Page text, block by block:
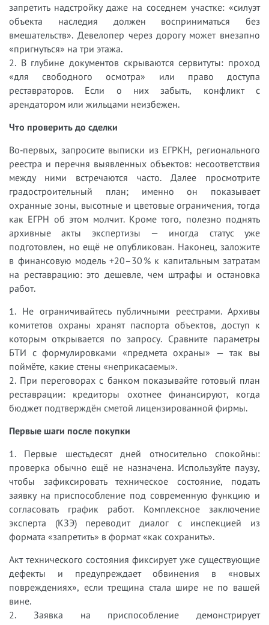
запретить надстройку даже на соседнем участке: «силуэт
объекта наследия должен восприниматься без
вмешательств». Девелопер через дорогу может внезапно
«пригнуться» на три этажа.
2. В глубине документов скрываются сервитуты: проход
«для свободного осмотра» или право доступа
реставраторов. Если о них забыть, конфликт с
арендатором или жильцами неизбежен.
Что проверить до сделки
Во‑первых, запросите выписки из ЕГРКН, регионального
реестра и перечня выявленных объектов: несоответствия
между ними встречаются часто. Далее просмотрите
градостроительный план; именно он показывает
охранные зоны, высотные и цветовые ограничения, тогда
как ЕГРН об этом молчит. Кроме того, полезно поднять
архивные акты экспертизы — иногда статус уже
подготовлен, но ещё не опубликован. Наконец, заложите
в финансовую модель +20–30 % к капитальным затратам
на реставрацию: это дешевле, чем штрафы и остановка
работ.
1. Не ограничивайтесь публичными реестрами. Архивы
комитетов охраны хранят паспорта объектов, доступ к
которым открывается по запросу. Сравните параметры
БТИ с формулировками «предмета охраны» — так вы
поймёте, какие стены «неприкасаемы».
2. При переговорах с банком показывайте готовый план
реставрации: кредиторы охотнее финансируют, когда
бюджет подтверждён сметой лицензированной фирмы.
Первые шаги после покупки
1. Первые шестьдесят дней относительно спокойны:
проверка обычно ещё не назначена. Используйте паузу,
чтобы зафиксировать техническое состояние, подать
заявку на приспособление под современную функцию и
согласовать график работ. Комплексное заключение
эксперта (КЗЭ) переводит диалог с инспекцией из
формата «запретить» в формат «как сохранить».
Акт технического состояния фиксирует уже существующие
дефекты и предупреждает обвинения в «новых
повреждениях», если трещина стала шире не по вашей
вине.
2. Заявка на приспособление демонстрирует